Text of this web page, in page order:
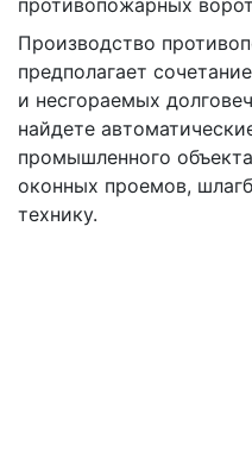
противопожарных
Производство
предполагает
и несгораемых
найдете
промышленного
оконных проемов,
технику.